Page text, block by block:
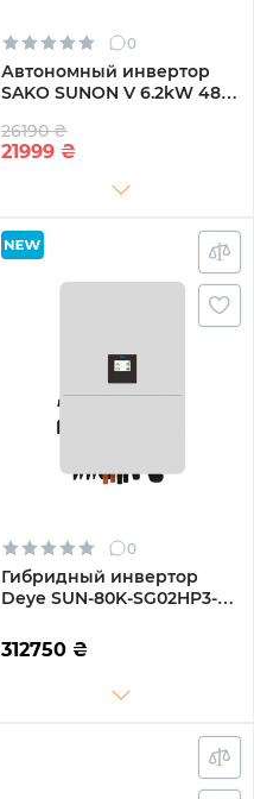
0
Автономный инвертор
SAKO SUNON V 6.2kW 48V
Однофазный (SUNON V
6.2kW)
26190 ₴
21999 ₴
0
Гибридный инвертор
Deye SUN-80K-SG02HP3-
MPPT Wi-Fi 220/380V
Трехфазный
312750 ₴